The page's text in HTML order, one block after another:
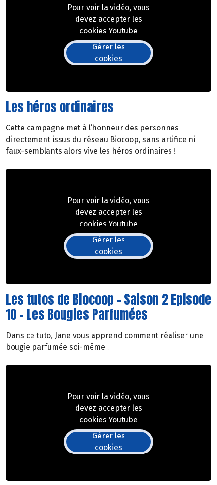
Pour voir la vidéo, vous
devez accepter les
cookies Youtube
Gérer les
cookies
Les héros ordinaires
Cette campagne met à l’honneur des personnes
directement issus du réseau Biocoop, sans artifice ni
faux-semblants alors vive les héros ordinaires !
Pour voir la vidéo, vous
devez accepter les
cookies Youtube
Gérer les
cookies
Les tutos de Biocoop - Saison 2 Episode
10 - Les Bougies Parfumées
Dans ce tuto, Jane vous apprend comment réaliser une
bougie parfumée soi-même !
Pour voir la vidéo, vous
devez accepter les
cookies Youtube
Gérer les
cookies